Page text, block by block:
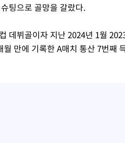
팅으로 골망을 갈랐다.
데뷔골이자 지난 2024년 1월
월 만에 기록한 A매치 통산 7번째